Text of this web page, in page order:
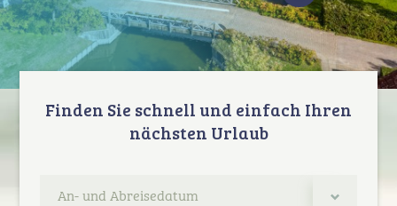
Finden Sie schnell und einfach Ihren
nächsten Urlaub